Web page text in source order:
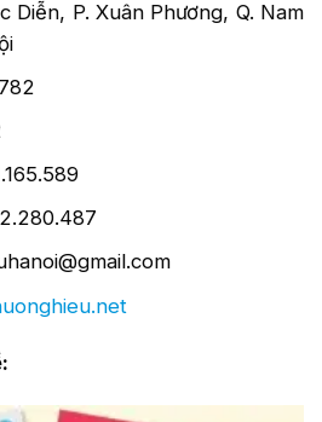
Diễn, P. Xuân Phương, Q. Nam